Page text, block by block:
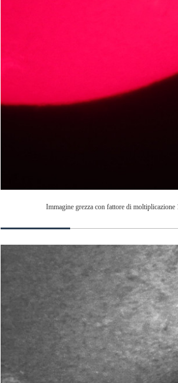
Immagine grezza con fattore di